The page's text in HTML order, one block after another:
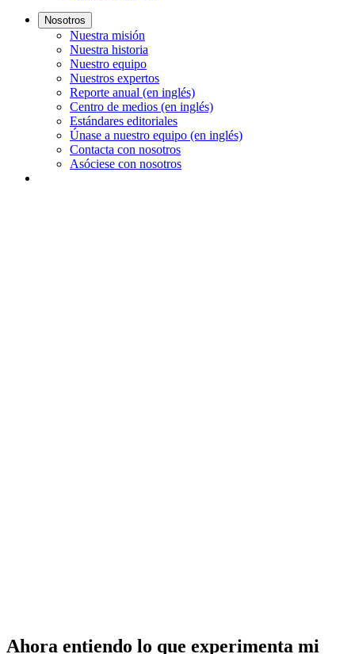
Nosotros
Nuestra misión
Nuestra historia
Nuestro equipo
Nuestros expertos
Reporte anual (en inglés)
Centro de medios (en inglés)
Estándares editoriales
Únase a nuestro equipo (en inglés)
Contacta con nosotros
Asóciese con nosotros
Ahora entiendo lo que experimenta mi